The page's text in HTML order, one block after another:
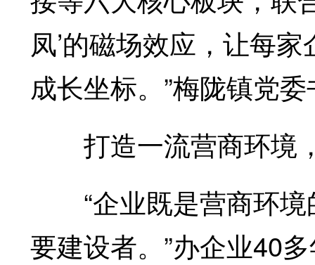
凤’的磁场效应，让每
成长坐标。”梅陇镇党
打造一流营商环境，
“企业既是营商环境
要建设者。”办企业40